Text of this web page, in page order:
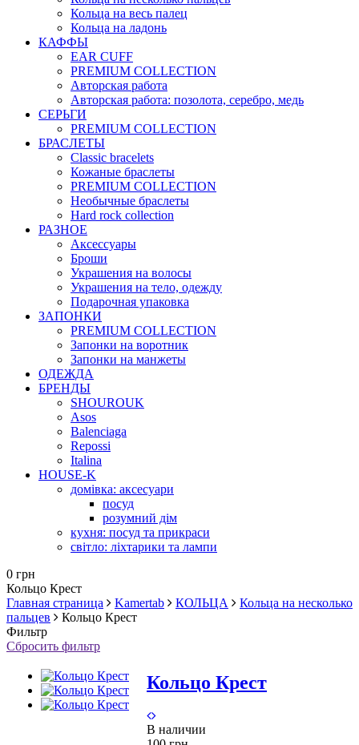
Кольца на весь палец
Кольца на ладонь
КАФФЫ
EAR CUFF
PREMIUM COLLECTION
Авторская работа
Авторская работа: позолота, серебро, медь
СЕРЬГИ
PREMIUM COLLECTION
БРАСЛЕТЫ
Classic bracelets
Кожаные браслеты
PREMIUM COLLECTION
Необычные браслеты
Hard rock collection
РАЗНОЕ
Аксессуары
Броши
Украшения на волосы
Украшения на тело, одежду
Подарочная упаковка
ЗАПОНКИ
PREMIUM COLLECTION
Запонки на воротник
Запонки на манжеты
ОДЕЖДА
БРЕНДЫ
SHOUROUK
Asos
Balenciaga
Repossi
Italina
HOUSE-K
домівка: аксесуари
посуд
розумний дім
кухня: посуд та прикраси
світло: ліхтарики та лампи
0 грн
Кольцо Крест
Главная страница
Kamertab КОЛЬЦА
Кольца на несколько
пальцев
Кольцо Крест
Фильтр
Сбросить фильтр
Кольцо Крест
В наличии